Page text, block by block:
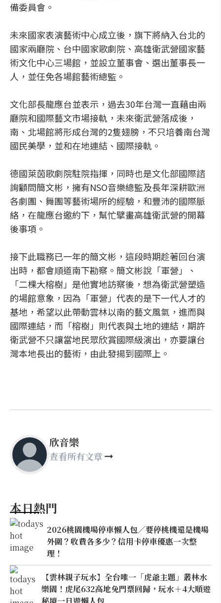
備委員會。
未來國家表演藝術中心成立後，旗下將納入台北的
國家兩廳院、台中國家歌劇院、高雄衛武營國家藝
術文化中心三場館，並設立董事會、選出董事長一
人，並任免各場館藝術總監。
文化部長龍應台並表示，過去30年台灣一直藉由兩
廳院和國際藝文市場接軌，未來衛武營落成後，
南、北場館將形成台灣的2隻翅膀，不只培養南台灣
國民美學，並和在地連結、國際接軌。
德國萊茵歌劇院駐院指揮，同時也是文化部國際諮
詢顧問簡文彬，擁有NSO音樂總監及長年深耕歐洲
各劇團、舞團等藝術場所的經驗，和豐沛的國際脈
絡，在龍應台邀約下，幫忙擘畫高雄衛武營的開幕
後事項。
接下此職務已一年的簡文彬，這段時期趁著回台演
出時，都會順道南下勘察。簡文彬說「軍營」、
「二棵大榕樹」是他實地訪察後，想為衛武營塑造
的場館意象，因為「軍營」代表的是下一代人才的
基地，希望以此帶動雲林以南的藝文風氣，進而與
國際連結，而「榕樹」則代表與土地的連結，期許
衛武營不只讓當地民眾欣賞國際級演出，亦要讓台
灣本地長出的藝術，由此發揚到國際上。
欣音樂
查看所有文章
本日熱門
2026桃園機場停車懶人包／要停桃機還是機場
外圍？收費各多少？信用卡停車優惠一次整
理！
【雲林親子玩水】全台唯一「虎爺主題」叢林水
樂園！虎尾632高地免門票回歸，玩水＋4大順遊
秘境一日遊懶人包